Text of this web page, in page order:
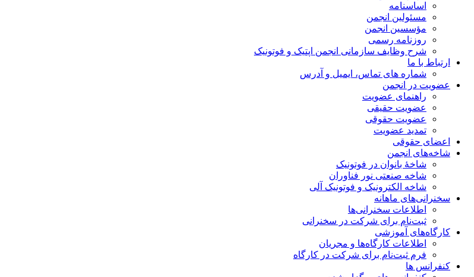
اساسنامه
مسئولین انجمن
مؤسسین انجمن
روزنامه رسمی
شرح وظایف سازمانی انجمن اپتیک و فوتونیک
ارتباط با ما
شماره های تماس، ایمیل و آدرس
عضویت در انجمن
راهنمای عضویت
عضویت حقیقی
عضویت حقوقی
تمدید عضویت
اعضای حقوقی
شاخه‌های انجمن
شاخۀ بانوان در فوتونیک
شاخه صنعتی نور فناوران
شاخه‌ الکترونیک و فوتونیک آلی
سخنرانی‌های ماهانه
اطلاعات سخنرانی‌‌ها
ثبت‌نام برای شرکت در سخنرانی
کارگاه‌های آموزشی
اطلاعات کارگاه‌ها و مجریان
فرم ثبت‌نام برای شرکت در کارگاه
کنفرانس ها